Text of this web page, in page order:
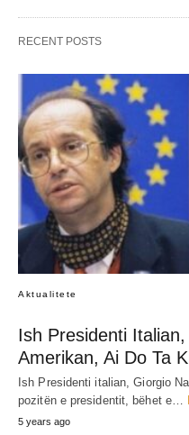
RECENT POSTS
Aktualitete
Ish Presidenti
Amerikan, Ai Do Ta
Ish Presidenti italian, Giorgio
pozitën e presidentit, bëhet e…
5 years ago